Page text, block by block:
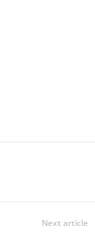
Next article